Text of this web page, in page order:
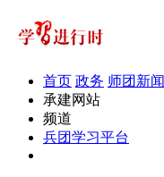
首页 政务 师团新闻
承建网站
频道
兵团学习平台